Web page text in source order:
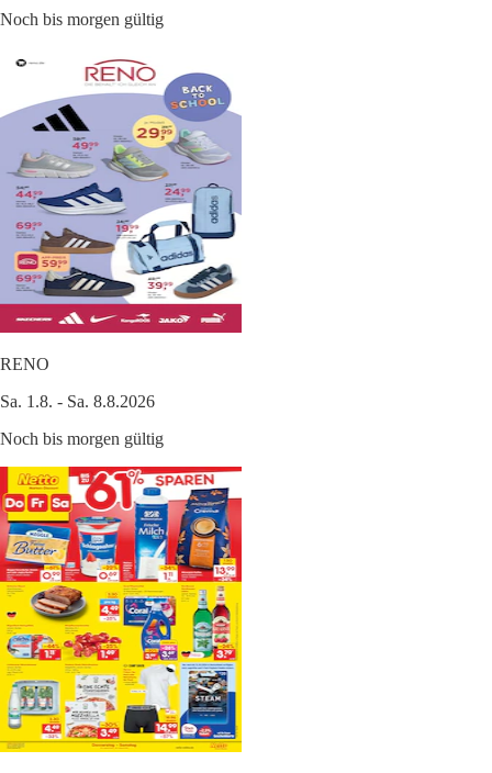
Noch bis morgen gültig
RENO
Sa. 1.8. - Sa. 8.8.2026
Noch bis morgen gültig